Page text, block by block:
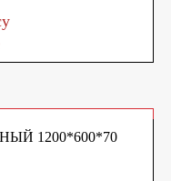
1200*600*70